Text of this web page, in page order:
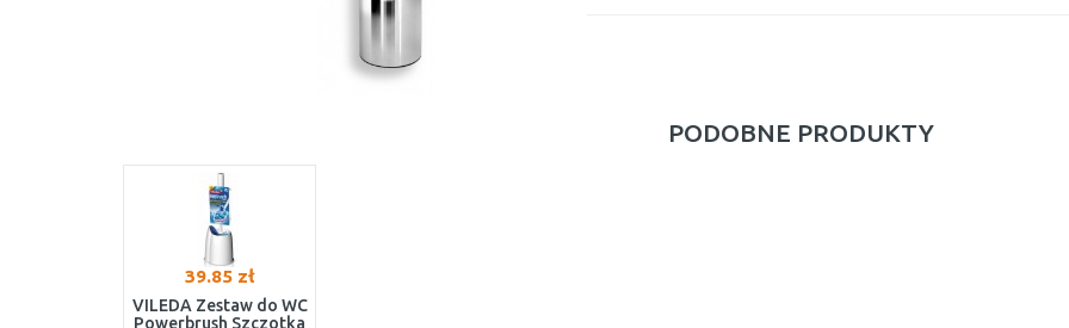
PODOBNE PRODUKTY
39.85 zł
VILEDA Zestaw do WC
Powerbrush Szczotka